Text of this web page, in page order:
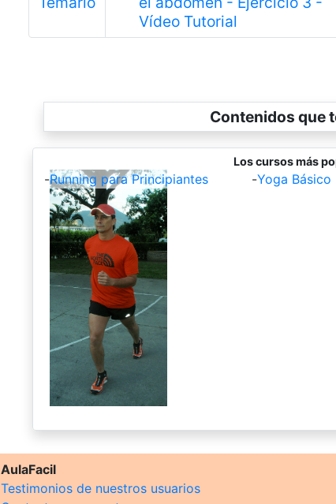
Vídeo Tutorial
Contenidos que
Los cursos más
-Running para Principiantes -Yoga Básico
AulaFacil
Testimonios de nuestros usuarios